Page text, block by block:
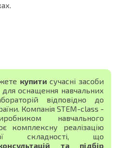
купити сучасні засоби
для оснащення навчальних
відповідно до
Компанія STEM-class -
навчального
комплексну реалізацію
складності, що
та підбір